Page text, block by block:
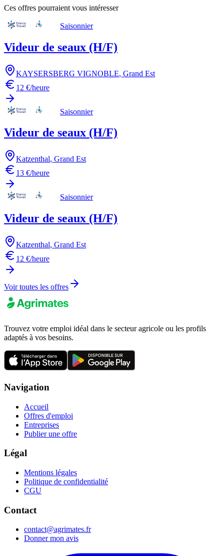
Ces offres pourraient vous intéresser
Saisonnier
Videur de seaux (H/F)
KAYSERSBERG VIGNOBLE, Grand Est
12 €/heure
Saisonnier
Videur de seaux (H/F)
Katzenthal, Grand Est
13 €/heure
Saisonnier
Videur de seaux (H/F)
Katzenthal, Grand Est
12 €/heure
Voir toutes les offres
Trouvez votre emploi idéal dans le secteur agricole ou les profils
adaptés à vos besoins.
Navigation
Accueil
Offres d'emploi
Entreprises
Publier une offre
Légal
Mentions légales
Politique de confidentialité
CGU
Contact
contact@agrimates.fr
Donner mon avis